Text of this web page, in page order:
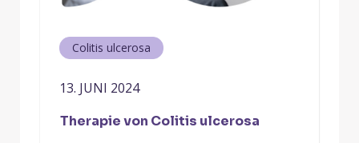
Colitis ulcerosa
13. JUNI 2024
Therapie von Colitis ulcerosa